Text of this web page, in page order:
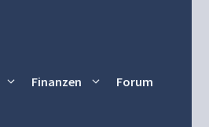
Finanzen Forum